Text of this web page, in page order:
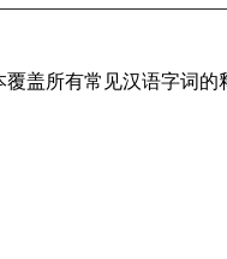
盖所有常见汉语字词